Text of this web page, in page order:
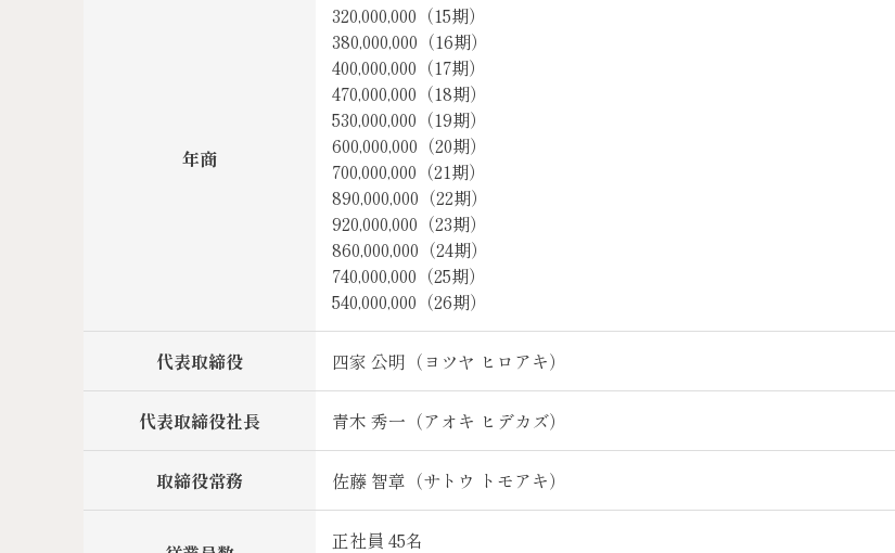
年商
320,000,000（15期）
380,000,000（16期）
400,000,000（17期）
470,000,000（18期）
530,000,000（19期）
600,000,000（20期）
700,000,000（21期）
890,000,000（22期）
920,000,000（23期）
860,000,000（24期）
740,000,000（25期）
540,000,000（26期）
代表取締役 四家 公明（ヨツヤ ヒロアキ）
代表取締役社長 青木 秀一（アオキ ヒデカズ）
取締役常務 佐藤 智章（サトウ トモアキ）
正社員 45名